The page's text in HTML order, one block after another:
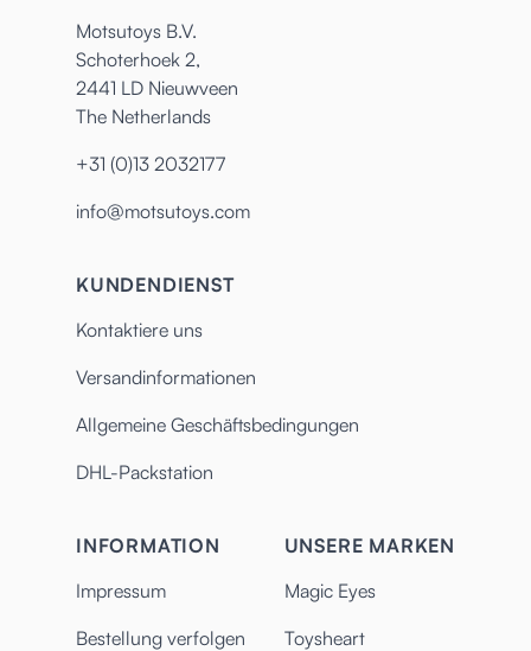
Motsutoys B.V.
Schoterhoek 2,
2441 LD Nieuwveen
The Netherlands
+31 (0)13 2032177
info@motsutoys.com
KUNDENDIENST
Kontaktiere uns
Versandinformationen
Allgemeine Geschäftsbedingungen
DHL-Packstation
INFORMATION
Impressum
Bestellung verfolgen
UNSERE MARKEN
Magic Eyes
Toysheart